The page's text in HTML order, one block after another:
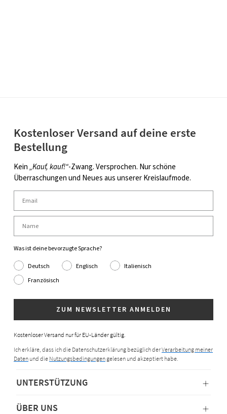
Kostenloser Versand auf deine erste
Bestellung
Kein„Kauf, kauf!“-Zwang. Versprochen. Nur schöne
Überraschungen und Neues aus unserer Kreislaufmode.
Was ist deine bevorzugte Sprache?
Deutsch Englisch
Italienisch
Französisch
ZUM NEWSLETTER ANMELDEN
Kostenloser Versand nur für EU-Länder gültig.
Ich erkläre, dass ich die Datenschutzerklärung bezüglich derVerarbeitung meiner
Daten und die Nutzungsbedingungen gelesen und akzeptiert habe.
UNTERSTÜTZUNG
ÜBER UNS